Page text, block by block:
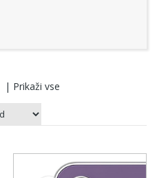
| Prikaži vse